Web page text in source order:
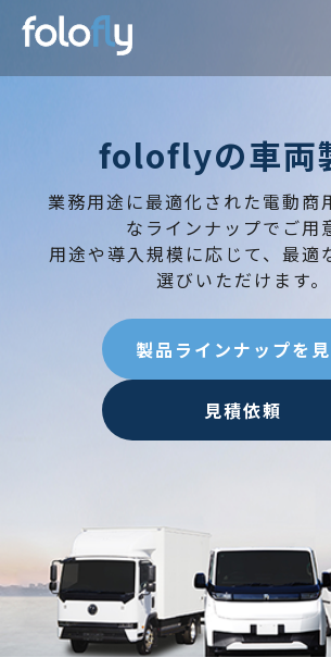
foloflyの車両
業務用途に最適化された電動商
なラインナップでご用
用途や導入規模に応じて、最適
選びいただけます。
製品ラインナップを
見積依頼